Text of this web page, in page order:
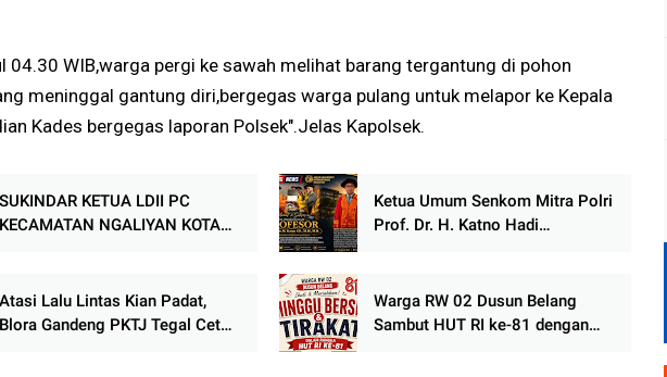
04.30 WIB,warga pergi ke sawah melihat barang tergantung di pohon
meninggal gantung diri,bergegas warga pulang untuk melapor ke Kepala
Kades bergegas laporan Polsek".Jelas Kapolsek.
SUKINDAR KETUA LDII PC
KECAMATAN NGALIYAN KOTA
TIGA PILAR
Ketua Umum Senkom Mitra Polri
Prof. Dr. H. Katno Hadi
Malaysia
Atasi Lalu Lintas Kian Padat,
Blora Gandeng PKTJ Tegal Cetak
Warga RW 02 Dusun Belang
Sambut HUT RI ke-81 dengan